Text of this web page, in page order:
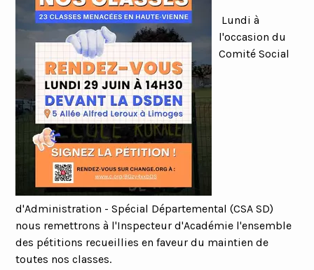
Lundi à
l'occasion du
Comité Social
d'Administration - Spécial Départemental (CSA SD)
nous remettrons à l'Inspecteur d'Académie l'ensemble
des pétitions recueillies en faveur du maintien de
toutes nos classes.